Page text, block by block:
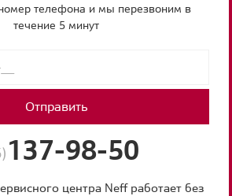
телефона и мы перезвоним в
течение 5 минут
Отправить
137-98-50
центра Neff работает без